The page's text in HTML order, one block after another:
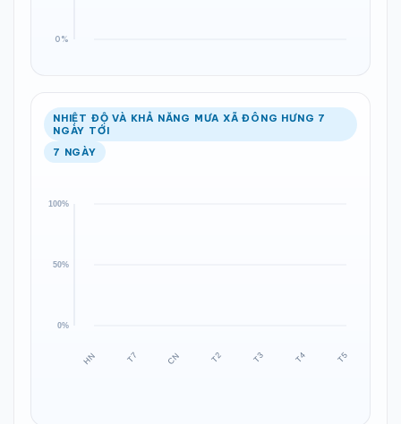
NHIỆT ĐỘ VÀ KHẢ NĂNG MƯA XÃ ĐÔNG HƯNG 7
NGÀY TỚI
7 NGÀY